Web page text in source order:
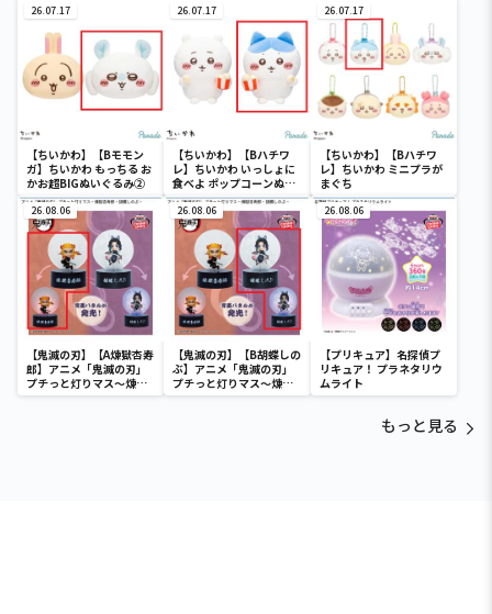
26.07.17
【ちいかわ】【Bモモン
ガ】ちいかわ もっちる お
かお超BIGぬいぐるみ②
26.07.17
【ちいかわ】【Bハチワ
レ】ちいかわ いっしょに
食べよ ポップコーンぬい
ぐるみ
26.07.17
【ちいかわ】【Bハチワ
レ】ちいかわ ミニプラが
まぐち
26.08.06
【鬼滅の刃】【A煉獄杏寿
郎】アニメ「鬼滅の刃」
プチっと灯りマス～煉獄
杏寿郎・胡蝶しのぶ～
26.08.06
【鬼滅の刃】【B胡蝶しの
ぶ】アニメ「鬼滅の刃」
プチっと灯りマス～煉獄
杏寿郎・胡蝶しのぶ～
26.08.06
【プリキュア】名探偵プ
リキュア！ プラネタリウ
ムライト
もっと見る